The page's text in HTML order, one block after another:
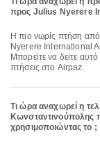
προς Julius Nyerere
Η πιο νωρίς πτήση από Αεροδρόμιο Κωνσταντινούπολης προς Julius
Nyerere International
Μπορείτε να δείτε
πτήσεις στο Airpaz.
Τι ώρα αναχωρεί η
χρησιμοποιώντας το ;